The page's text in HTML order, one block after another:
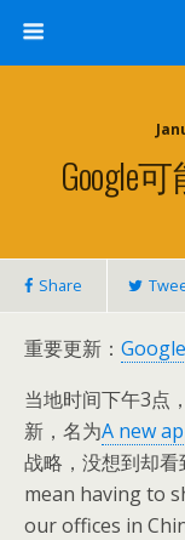
Google
Share
重要更新：
当地时间下午3点
新，名为A new
战略，没想到却
mean having to
our offices in